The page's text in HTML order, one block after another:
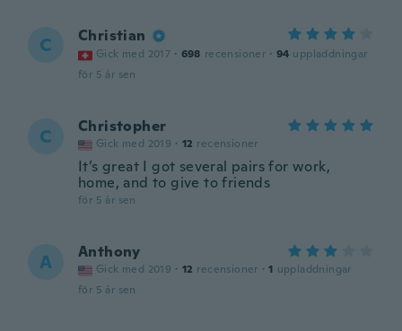
C Christian
Gick med 2017 · 698 recensioner · 94 uppladdningar
för 5 år sen
C Christopher
Gick med 2019 · 12 recensioner
It’s great I got several pairs for work,
home, and to give to friends
för 5 år sen
A Anthony
Gick med 2019 · 12 recensioner · 1 uppladdningar
för 5 år sen